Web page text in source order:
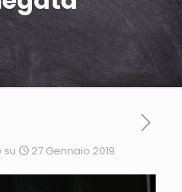
su 27 Gennaio 2019